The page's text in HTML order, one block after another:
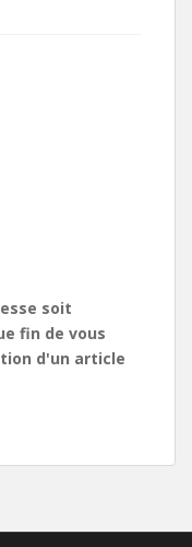
soit
fin de vous
d'un article